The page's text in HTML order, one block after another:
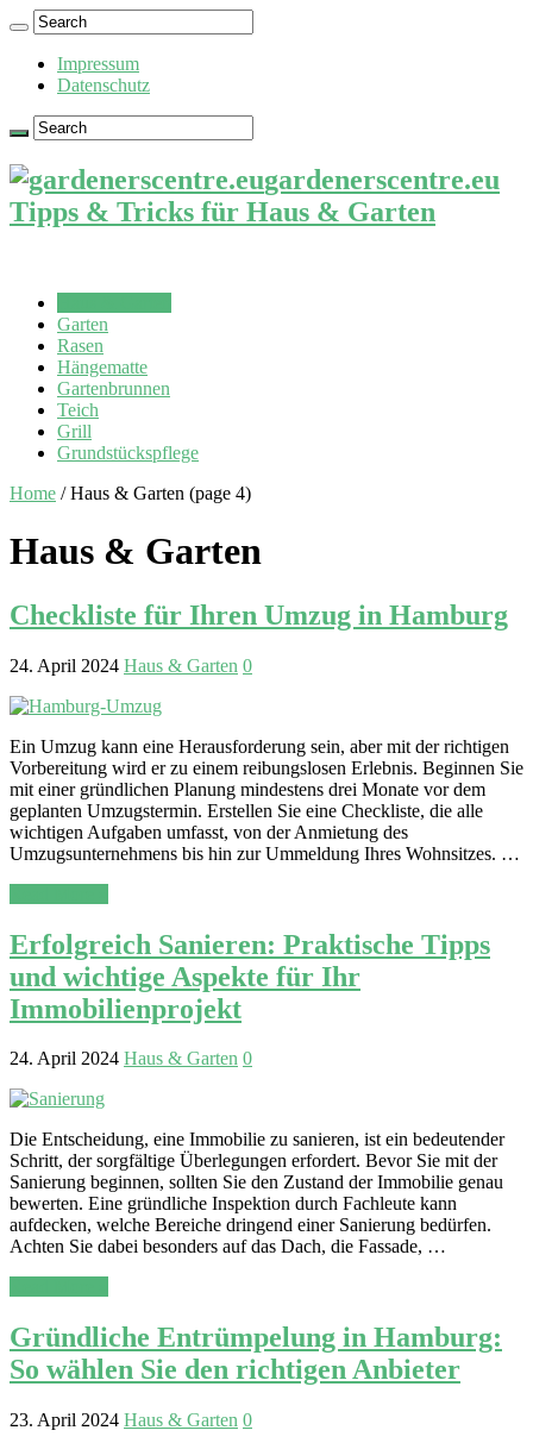
Impressum
Datenschutz
gardenerscentre.eu
Tipps & Tricks für Haus & Garten
Garten
Rasen
Hängematte
Gartenbrunnen
Teich
Grill
Grundstückspflege
Home / Haus & Garten (page 4)
Haus & Garten
Checkliste für Ihren Umzug in Hamburg
24. April 2024 Haus & Garten 0
Ein Umzug kann eine Herausforderung sein, aber mit der richtigen
Vorbereitung wird er zu einem reibungslosen Erlebnis. Beginnen Sie
mit einer gründlichen Planung mindestens drei Monate vor dem
geplanten Umzugstermin. Erstellen Sie eine Checkliste, die alle
wichtigen Aufgaben umfasst, von der Anmietung des
Umzugsunternehmens bis hin zur Ummeldung Ihres Wohnsitzes. …
Erfolgreich Sanieren: Praktische Tipps
und wichtige Aspekte für Ihr
Immobilienprojekt
24. April 2024 Haus & Garten 0
Die Entscheidung, eine Immobilie zu sanieren, ist ein bedeutender
Schritt, der sorgfältige Überlegungen erfordert. Bevor Sie mit der
Sanierung beginnen, sollten Sie den Zustand der Immobilie genau
bewerten. Eine gründliche Inspektion durch Fachleute kann
aufdecken, welche Bereiche dringend einer Sanierung bedürfen.
Achten Sie dabei besonders auf das Dach, die Fassade, …
Gründliche Entrümpelung in Hamburg:
So wählen Sie den richtigen Anbieter
23. April 2024 Haus & Garten 0